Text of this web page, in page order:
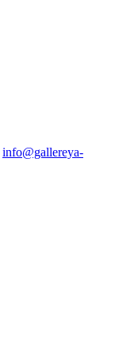
info@gallereya-